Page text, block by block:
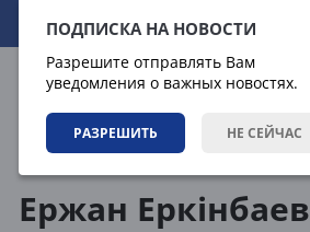
ПОДПИСКА НА НОВОСТИ
Разрешите отправлять Вам
уведомления о важных новостях.
РАЗРЕШИТЬ НЕ СЕЙЧАС
08.08.2026 17:54:29
Ержан Еркінбаев